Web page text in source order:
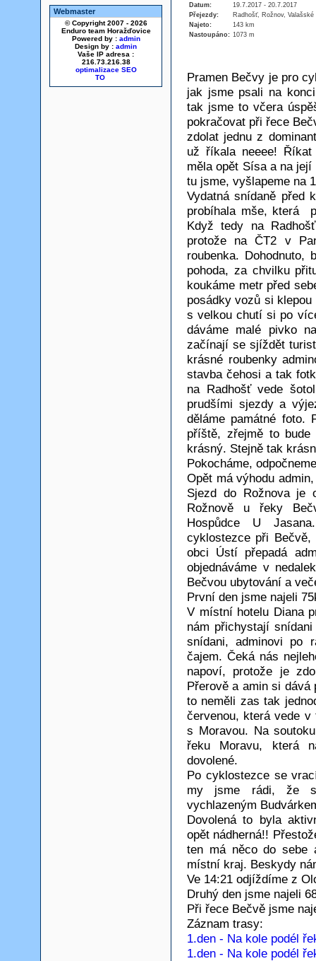
Webmaster
© Copyright 2007 - 2026
Enduro team Horažďovice
Powered by : admin
Design by : admin
Vaše IP adresa :
216.73.216.38
optimalizace SEO
Datum:
19.7.2017 - 20.7.2017
Přejezdy:
Radhošť, Rožnov,
Najeto:
143 km
Nastoupáno: 1073 m
Pramen Bečvy je pro
jak jsme psali na
tak jsme to včera
pokračovat při řece
zdolat jednu z
už říkala neeee!
měla opět Sísa a na
tu jsme, vyšlapeme na
Vydatná snídaně před
probíhala mše, která
Když tedy na
protože na ČT2 v
roubenka.
pohoda, za chvilku
koukáme metr před
posádky vozů si
s velkou chutí si po
dáváme malé pivko
začínají se sjíždět
krásné roubenky
stavba čehosi a tak
na Radhošť vede
prudšími sjezdy a
děláme památné foto.
příště, zřejmě to bude
krásný. Stejně tak
Pokocháme,
Opět má výhodu
Sjezd do Rožnova je
Rožnově u řeky
Hospůdce U
cyklostezce při
obci Ústí přepadá
objednáváme v
Bečvou ubytování a
První den jsme najeli
V místní hotelu Diana
nám přichystají
snídani, adminovi po
čajem. Čeká nás
napoví, protože je
Přerově a amin si
to neměli zas tak
červenou, která vede
s Moravou. Na
řeku Moravu, která
dovolené.
Po cyklostezce se
my jsme rádi, že
vychlazeným
Dovolená to byla
opět nádherná!!
ten má něco do
místní kraj. Beskydy
Ve 14:21 odjíždíme z
Druhý den jsme najeli
Při řece Bečvě jsme
Záznam trasy:
1.den - Na kole podél
1.den - Na kole podél